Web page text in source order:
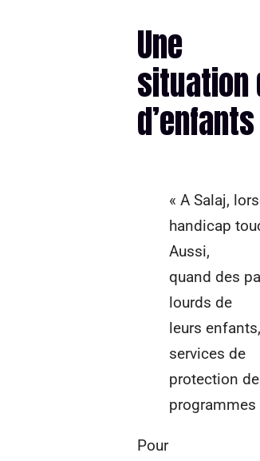
Une
situation
« A Salaj,
handicap
Aussi,
quand des
lourds de
leurs
services de
protection
programmes
Pour